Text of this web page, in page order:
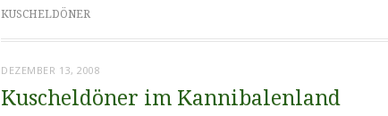
KUSCHELDÖNER
DEZEMBER 13, 2008
Kuscheldöner im Kannibalenland